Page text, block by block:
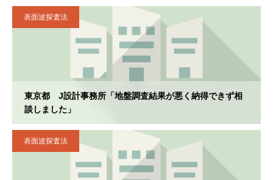
表面波探査法
東京都 J設計事務所「地盤調査結果が悪く納得できず相
談しました」
表面波探査法